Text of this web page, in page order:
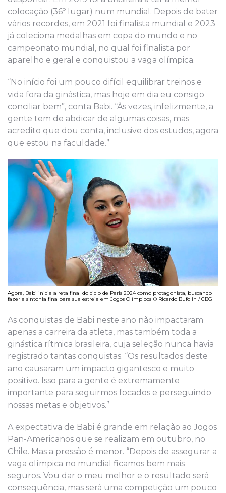
colocação (36º lugar) num mundial. Depois de bater
vários recordes, em 2021 foi finalista mundial e 2023
já coleciona medalhas em copa do mundo e no
campeonato mundial, no qual foi finalista por
aparelho e geral e conquistou a vaga olímpica.
“No início foi um pouco difícil equilibrar treinos e
vida fora da ginástica, mas hoje em dia eu consigo
conciliar bem”, conta Babi. “Às vezes, infelizmente, a
gente tem de abdicar de algumas coisas, mas
acredito que dou conta, inclusive dos estudos, agora
que estou na faculdade.”
Agora, Babi inicia a reta final do ciclo de Paris 2024 como protagonista, buscando
fazer a sintonia fina para sua estreia em Jogos Olímpicos © Ricardo Bufolin / CBG
As conquistas de Babi neste ano não impactaram
apenas a carreira da atleta, mas também toda a
ginástica rítmica brasileira, cuja seleção nunca havia
registrado tantas conquistas. “Os resultados deste
ano causaram um impacto gigantesco e muito
positivo. Isso para a gente é extremamente
importante para seguirmos focados e perseguindo
nossas metas e objetivos.”
A expectativa de Babi é grande em relação ao Jogos
Pan-Americanos que se realizam em outubro, no
Chile. Mas a pressão é menor. “Depois de assegurar a
vaga olímpica no mundial ficamos bem mais
seguros. Vou dar o meu melhor e o resultado será
consequência, mas será uma competição um pouco